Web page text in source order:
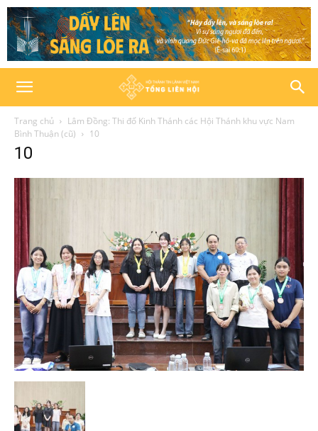
Trang chủ
Lâm Đồng: Thi đố Kinh Thánh các Hội Thánh khu vực Nam
Bình Thuận (cũ)
10
10